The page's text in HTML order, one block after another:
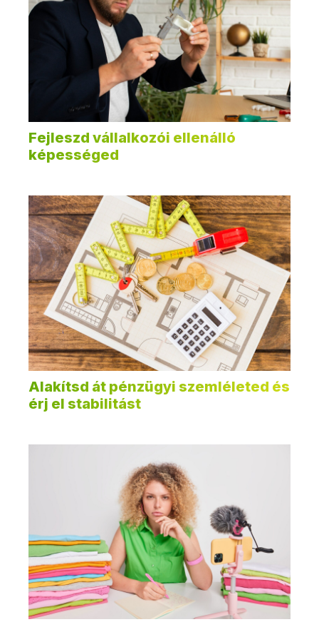
Fejleszd vállalkozói ellenálló
képességed
Alakítsd át pénzügyi szemléleted és
érj el stabilitást